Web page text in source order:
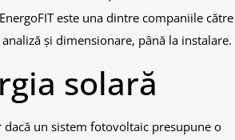
este una dintre companiile către
și dimensionare, până la instalare.
solară
un sistem fotovoltaic presupune o